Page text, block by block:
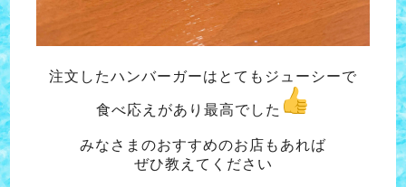
注文したハンバーガーはとてもジューシーで
食べ応えがあり最高でした
みなさまのおすすめのお店もあれば
ぜひ教えてください